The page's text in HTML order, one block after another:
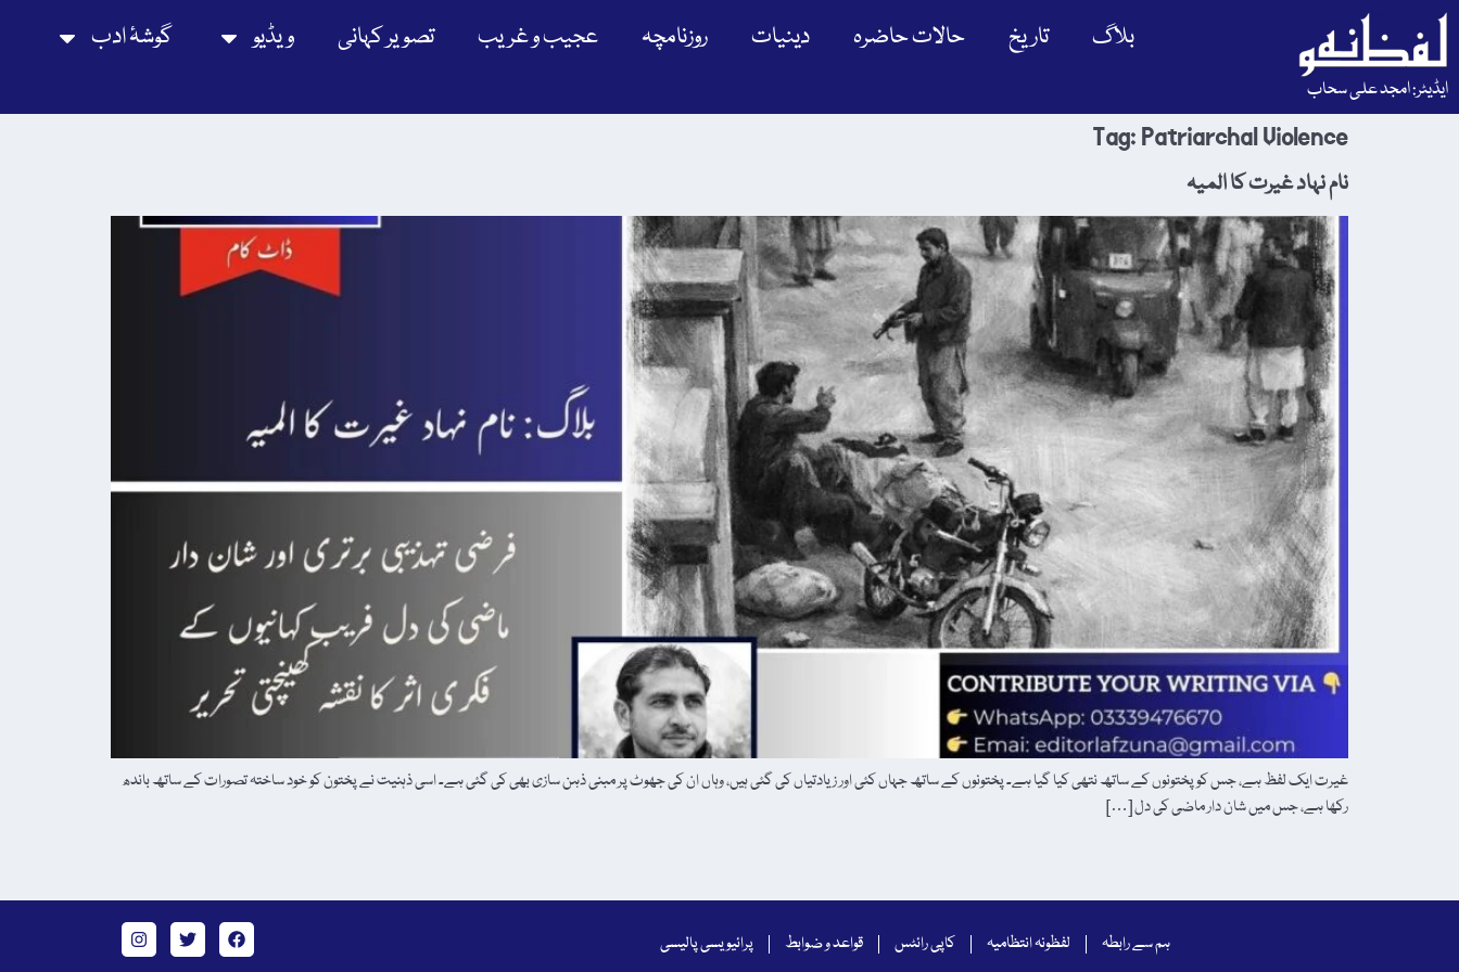
ایڈیٹر: امجد علی سحاب
بلاگ تاریخ حالات حاضرہ دینیات روزنامچہ عجیب و غریب تصویر کہانی ویڈیو گوشۂ ادب
Tag:Patriarchal Violence
نام نہاد غیرت کا المیہ
غیرت ایک لفظ ہے، جس کو پختونوں کے ساتھ نتھی کیا گیا ہے۔ پختونوں کے ساتھ جہاں کئی اور زیادتیاں کی گئی ہیں، وہاں ان کی جھوٹ پر مبنی ذہن سازی بھی کی گئی ہے۔ اسی ذہنیت نے پختون کو خود ساختہ تصورات کے ساتھ باندھ
رکھا ہے، جس میں شان دار ماضی کی دل […]
ہم سے رابطہ لفظونہ انتظامیہ کاپی رائٹس قواعد و ضوابط پرائیویسی پالیسی